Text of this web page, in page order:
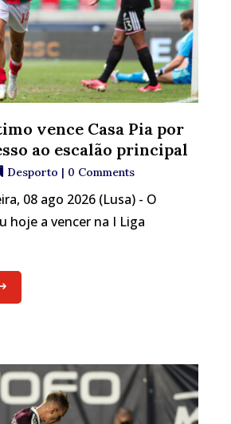
vence Casa Pia por
ao escalão principal
Desporto | 0 Comments
08 ago 2026 (Lusa) - O
hoje a vencer na I Liga